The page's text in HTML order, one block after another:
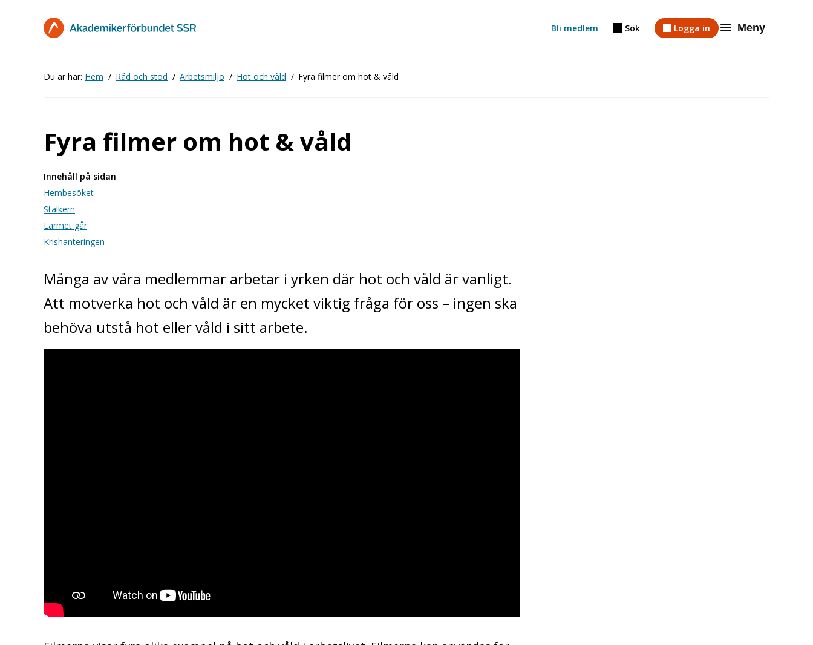
Bli medlem Sök Logga in Meny
Du är här: Hem Råd och stöd Arbetsmiljö Hot och våld Fyra filmer om hot & våld
Fyra filmer om hot & våld
Innehåll på sidan
Hembesöket
Stalkern
Larmet går
Krishanteringen
Många av våra medlemmar arbetar i yrken där hot och våld är vanligt.
Att motverka hot och våld är en mycket viktig fråga för oss – ingen ska
behöva utstå hot eller våld i sitt arbete.